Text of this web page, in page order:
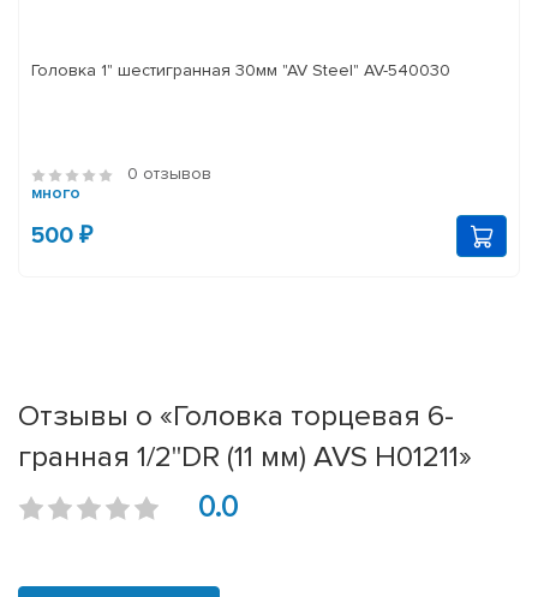
Головка 1" шестигранная 30мм "AV Steel" AV-540030
0 отзывов
много
500 ₽
Отзывы о «Головка торцевая 6-
гранная 1/2''DR (11 мм) AVS H01211»
0.0